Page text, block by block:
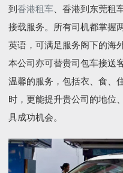
到 香港租车、香港到东莞租
接载服务。所有司机都掌握
英语，可满足服务阁下的海
本公司亦可替贵司包车接送
温馨的服务，包括衣、食、
时，更能提升贵公司的地位
具成功机会。